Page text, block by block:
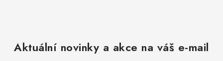
Aktuální novinky a akce na váš e-mail